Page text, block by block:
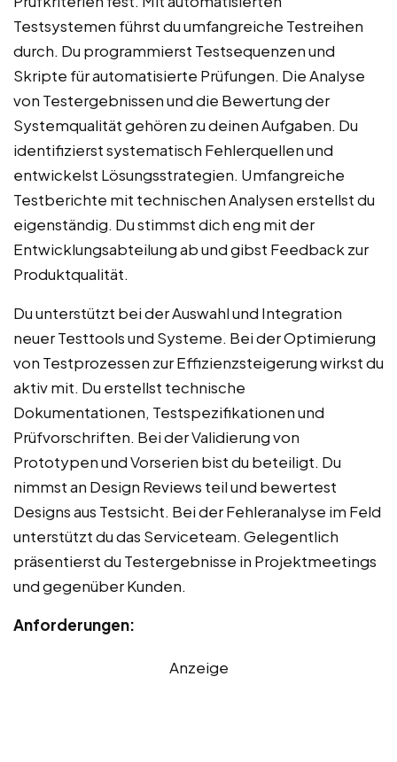
Testsystemen führst du umfangreiche Testreihen
durch. Du programmierst Testsequenzen und
Skripte für automatisierte Prüfungen. Die Analyse
von Testergebnissen und die Bewertung der
Systemqualität gehören zu deinen Aufgaben. Du
identifizierst systematisch Fehlerquellen und
entwickelst Lösungsstrategien. Umfangreiche
Testberichte mit technischen Analysen erstellst du
eigenständig. Du stimmst dich eng mit der
Entwicklungsabteilung ab und gibst Feedback zur
Produktqualität.
Du unterstützt bei der Auswahl und Integration
neuer Testtools und Systeme. Bei der Optimierung
von Testprozessen zur Effizienzsteigerung wirkst du
aktiv mit. Du erstellst technische
Dokumentationen, Testspezifikationen und
Prüfvorschriften. Bei der Validierung von
Prototypen und Vorserien bist du beteiligt. Du
nimmst an Design Reviews teil und bewertest
Designs aus Testsicht. Bei der Fehleranalyse im Feld
unterstützt du das Serviceteam. Gelegentlich
präsentierst du Testergebnisse in Projektmeetings
und gegenüber Kunden.
Anforderungen:
Anzeige